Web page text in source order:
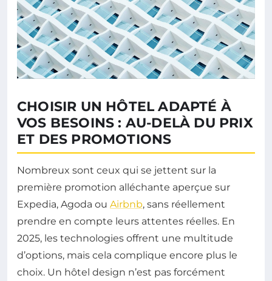
CHOISIR UN HÔTEL ADAPTÉ À
VOS BESOINS : AU-DELÀ DU PRIX
ET DES PROMOTIONS
Nombreux sont ceux qui se jettent sur la
première promotion alléchante aperçue sur
Expedia, Agoda ou Airbnb, sans réellement
prendre en compte leurs attentes réelles. En
2025, les technologies offrent une multitude
d’options, mais cela complique encore plus le
choix. Un hôtel design n’est pas forcément